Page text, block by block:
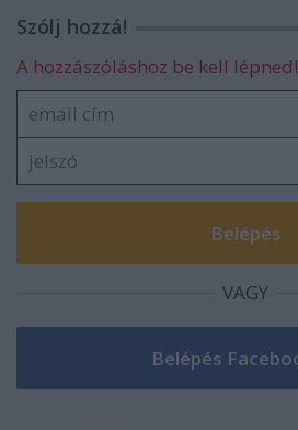
Szólj hozzá!
A hozzászóláshoz be kell lépned!
VAGY